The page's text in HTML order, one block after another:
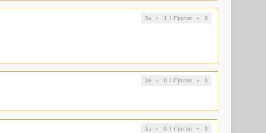
За 1 / Против 0
За 0/ Против 0
За 0/ Против 0